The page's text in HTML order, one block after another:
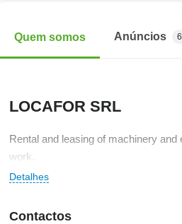
Quem somos Anúncios 6
LOCAFOR SRL
Rental and leasing of machinery
work.
Detalhes
Contactos